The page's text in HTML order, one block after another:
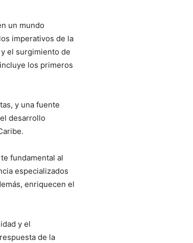
un mundo
imperativos de la
el surgimiento de
los primeros
y una fuente
desarrollo
fundamental al
especializados
enriquecen el
y el
de la